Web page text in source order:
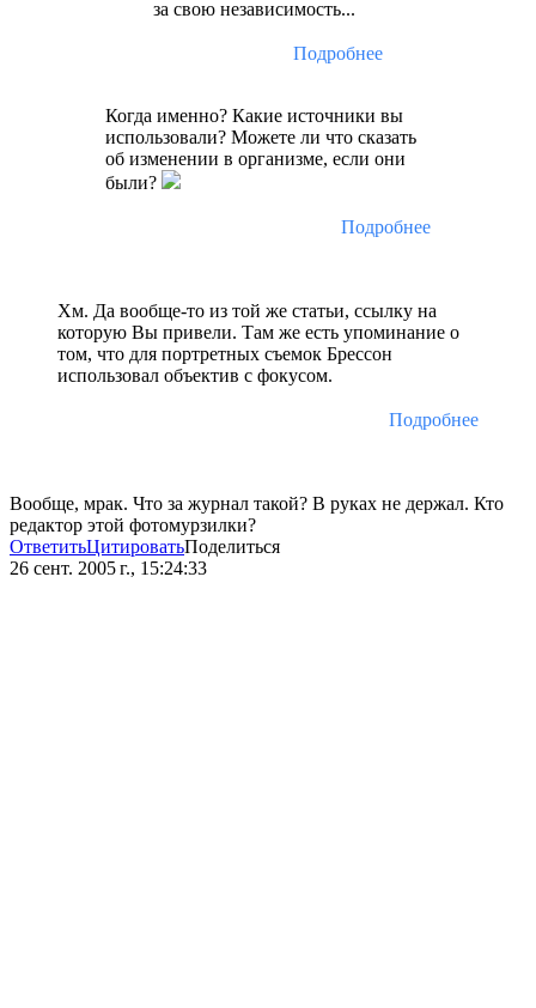
за свою независимость...
Подробнее
Когда именно? Какие источники вы
использовали? Можете ли что сказать
об изменении в организме, если они
были?
Подробнее
Хм. Да вообще-то из той же статьи, ссылку на
которую Вы привели. Там же есть упоминание о
том, что для портретных съемок Брессон
использовал объектив с фокусом.
Подробнее
Вообще, мрак. Что за журнал такой? В руках не держал. Кто
редактор этой фотомурзилки?
ОтветитьЦитироватьПоделиться
26 сент. 2005 г., 15:24:33